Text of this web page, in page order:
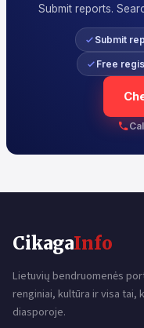
Submit reports.
Submit
Free
CikagaInfo
Lietuvių bendruomenės
renginiai, kultūra ir visa tai,
diasporoje.